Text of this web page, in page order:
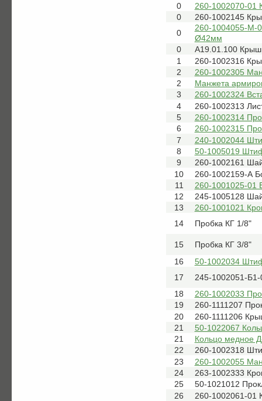
0
260-1002070-01
0
260-1002145
0
260-1004055-М-
Ø42мм
0
А19.01.100
1
260-1002316
2
260-1002305
2
Манжета
3
260-1002324
4
260-1002313
5
260-1002314
6
260-1002315
7
240-1002044
8
50-1005019
9
260-1002161
10
260-1002159-А
11
260-1001025-01
12
245-1005128
13
260-1001021
14
Пробка КГ 1/8"
15
Пробка КГ 3/8"
16
50-1002034
17
245-1002051-Б1-
18
260-1002033
19
260-1111207
20
260-1111206
21
50-1022067
21
Кольцо медное
22
260-1002318
23
260-1002055
24
263-1002333
25
50-1021012
26
260-1002061-01